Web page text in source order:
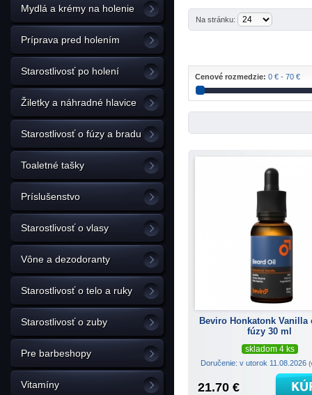
Mydlá a krémy na holenie
Príprava pred holením
Starostlivosť po holení
Žiletky a náhradné hlavice
Starostlivosť o fúzy a bradu
Toaletné tašky
Príslušenstvo
Starostlivosť o vlasy
Vône a dezodoranty
Starostlivosť o telo a ruky
Starostlivosť o zuby
Pre barbeshopy
Vitamíny
Na stránku:
Cenové rozmedzie: 0 € - 70 €
Beviro Honkatonk Vanilla
fúzy 30 ml
skladom 4 ks
Doručenie: v utorok 11.08.2026
21.70 €